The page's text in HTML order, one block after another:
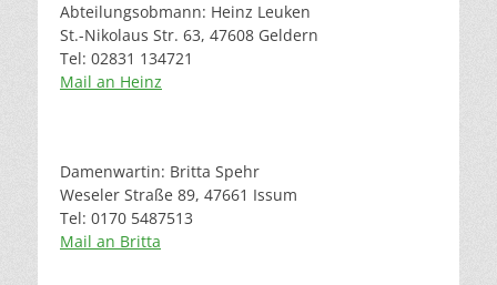
Abteilungsobmann: Heinz Leuken
St.-Nikolaus Str. 63, 47608 Geldern
Tel: 02831 134721
Mail an Heinz
Damenwartin: Britta Spehr
Weseler Straße 89, 47661 Issum
Tel: 0170 5487513
Mail an Britta